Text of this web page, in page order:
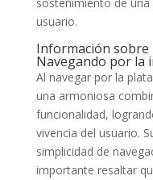
sostenimiento de
usuario.
Información sobre
Navegando por la
Al navegar por la
una armoniosa
funcionalidad,
vivencia del usuario.
simplicidad de
importante resaltar